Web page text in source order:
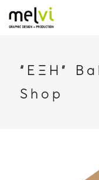
“ΕΞΗ”
Shop